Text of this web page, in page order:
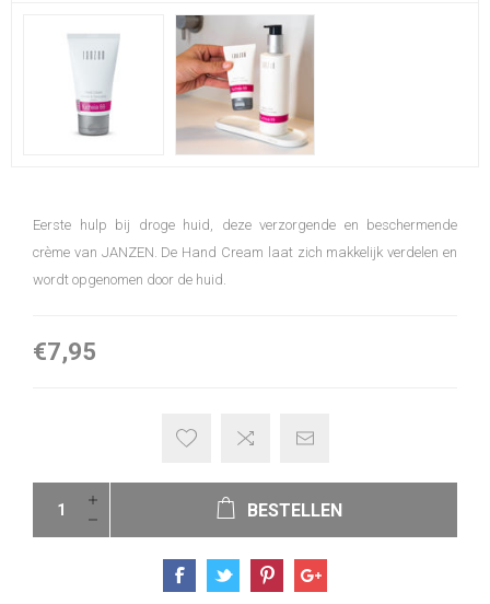
Eerste hulp bij droge huid, deze verzorgende en beschermende
crème van JANZEN. De Hand Cream laat zich makkelijk verdelen en
wordt opgenomen door de huid.
€7,95
BESTELLEN